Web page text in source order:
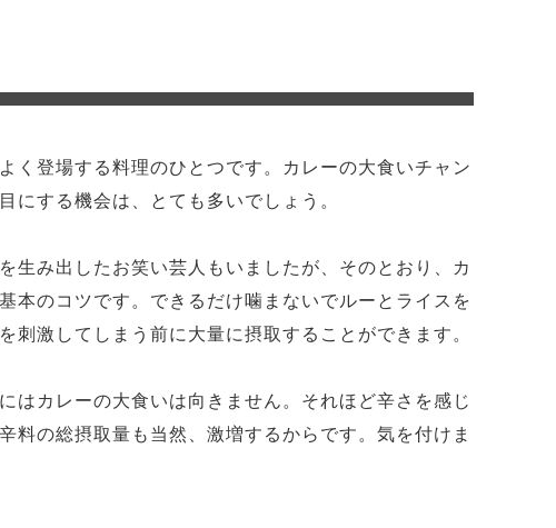
く登場する料理のひとつです。カレーの大食いチャン
にする機会は、とても多いでしょう。
生み出したお笑い芸人もいましたが、そのとおり、カ
本のコツです。できるだけ噛まないでルーとライスを
激してしまう前に大量に摂取することができます。
はカレーの大食いは向きません。それほど辛さを感じ
料の総摂取量も当然、激増するからです。気を付けま